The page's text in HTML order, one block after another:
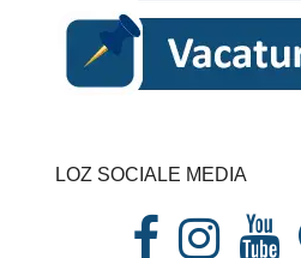
LOZ SOCIALE MEDIA